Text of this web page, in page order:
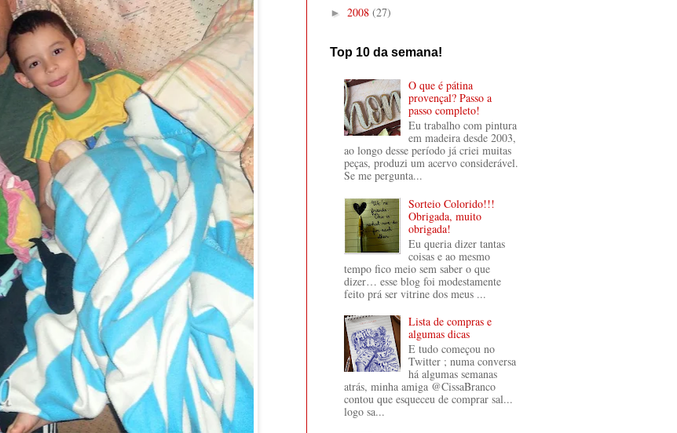
► 2008 (27)
Top 10 da semana!
O que é pátina
provençal? Passo a
passo completo!
Eu trabalho com pintura
em madeira desde 2003,
ao longo desse período já criei muitas
peças, produzi um acervo considerável.
Se me pergunta...
Sorteio Colorido!!!
Obrigada, muito
obrigada!
Eu queria dizer tantas
coisas e ao mesmo
tempo fico meio sem saber o que
dizer… esse blog foi modestamente
feito prá ser vitrine dos meus ...
Lista de compras e
algumas dicas
E tudo começou no
Twitter ; numa conversa
há algumas semanas
atrás, minha amiga @CissaBranco
contou que esqueceu de comprar sal...
logo sa...